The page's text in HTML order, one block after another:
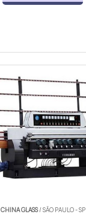
CHINA GLASS/ SÃO PAULO - SP